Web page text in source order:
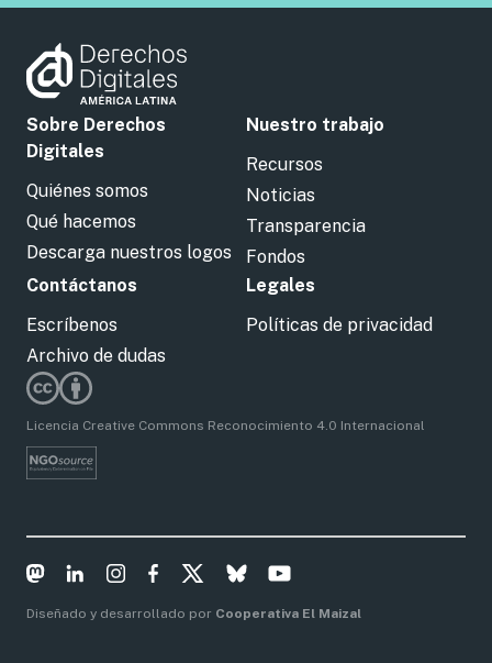
Sobre Derechos
Digitales
Quiénes somos
Qué hacemos
Descarga nuestros logos
Nuestro trabajo
Recursos
Noticias
Transparencia
Fondos
Contáctanos
Escríbenos
Archivo de dudas
Legales
Políticas de privacidad
Licencia Creative Commons Reconocimiento 4.0 Internacional
Diseñado y desarrollado por Cooperativa El Maizal